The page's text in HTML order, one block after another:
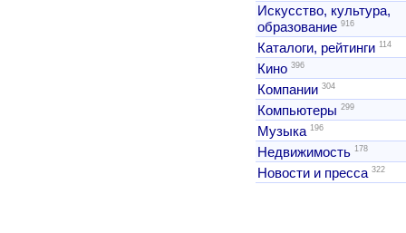
Искусство, культура,
образование 916
Каталоги, рейтинги 114
Кино 396
Компании 304
Компьютеры 299
Музыка 196
Недвижимость 178
Новости и пресса 322